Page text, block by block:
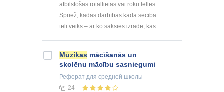
atbilstošas rotaļlietas vai roku lelles.
Spriež, kādas darbības kādā secībā
tēli veiks – ar ko sāksies izrāde, kas ...
Mūzikas mācīšanās un
skolēnu mācību sasniegumi
Реферат для средней школы
24